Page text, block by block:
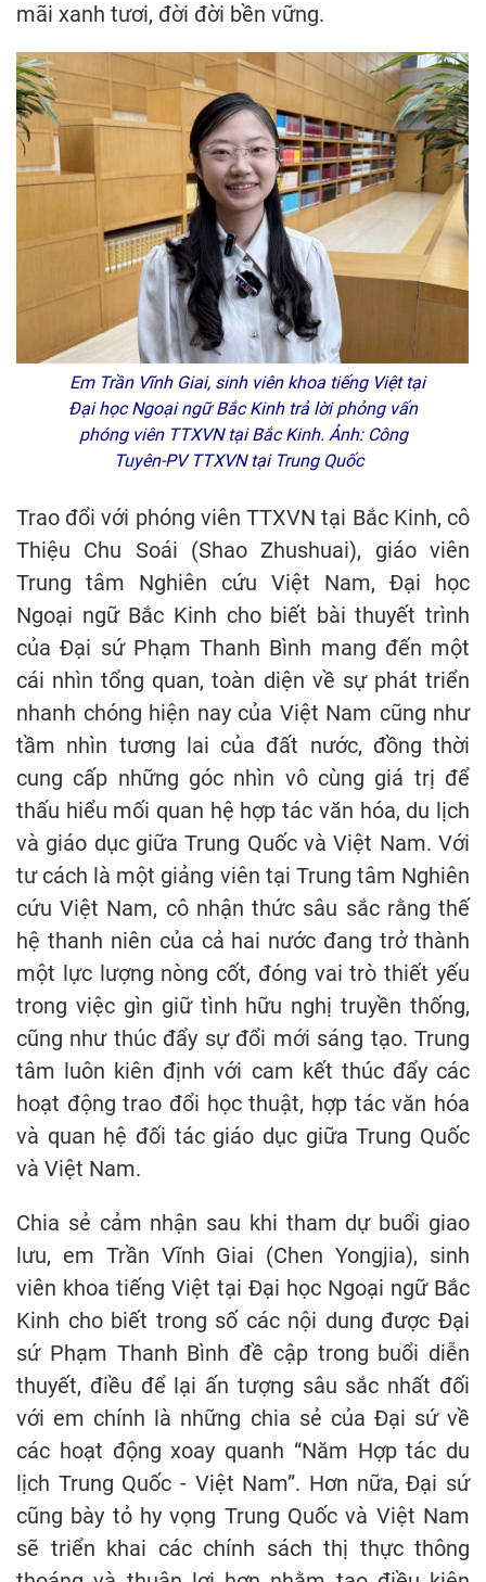
mãi xanh tươi, đời đời bền vững.
Em Trần Vĩnh Giai, sinh viên khoa tiếng Việt tại
Đại học Ngoại ngữ Bắc Kinh trả lời phỏng vấn
phóng viên TTXVN tại Bắc Kinh. Ảnh: Công
Tuyên-PV TTXVN tại Trung Quốc
Trao đổi với phóng viên TTXVN tại Bắc Kinh, cô
Thiệu Chu Soái (Shao Zhushuai), giáo viên
Trung tâm Nghiên cứu Việt Nam, Đại học
Ngoại ngữ Bắc Kinh cho biết bài thuyết trình
của Đại sứ Phạm Thanh Bình mang đến một
cái nhìn tổng quan, toàn diện về sự phát triển
nhanh chóng hiện nay của Việt Nam cũng như
tầm nhìn tương lai của đất nước, đồng thời
cung cấp những góc nhìn vô cùng giá trị để
thấu hiểu mối quan hệ hợp tác văn hóa, du lịch
và giáo dục giữa Trung Quốc và Việt Nam. Với
tư cách là một giảng viên tại Trung tâm Nghiên
cứu Việt Nam, cô nhận thức sâu sắc rằng thế
hệ thanh niên của cả hai nước đang trở thành
một lực lượng nòng cốt, đóng vai trò thiết yếu
trong việc gìn giữ tình hữu nghị truyền thống,
cũng như thúc đẩy sự đổi mới sáng tạo. Trung
tâm luôn kiên định với cam kết thúc đẩy các
hoạt động trao đổi học thuật, hợp tác văn hóa
và quan hệ đối tác giáo dục giữa Trung Quốc
và Việt Nam.
Chia sẻ cảm nhận sau khi tham dự buổi giao
lưu, em Trần Vĩnh Giai (Chen Yongjia), sinh
viên khoa tiếng Việt tại Đại học Ngoại ngữ Bắc
Kinh cho biết trong số các nội dung được Đại
sứ Phạm Thanh Bình đề cập trong buổi diễn
thuyết, điều để lại ấn tượng sâu sắc nhất đối
với em chính là những chia sẻ của Đại sứ về
các hoạt động xoay quanh “Năm Hợp tác du
lịch Trung Quốc - Việt Nam”. Hơn nữa, Đại sứ
cũng bày tỏ hy vọng Trung Quốc và Việt Nam
sẽ triển khai các chính sách thị thực thông